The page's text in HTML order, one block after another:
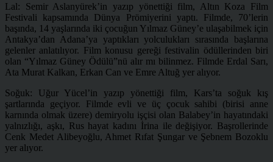
Lal: Semir Aslanyürek’in yazıp yönettiği film, Altın Koza Film
Festivali kapsamında Dünya Prömiyerini yaptı. Filmde, 70’lerin
başında, 14 yaşlarında iki çocuğun Yılmaz Güney’e ulaşabilmek için
Antakya’dan Adana’ya yaptıkları yolculukları sırasında başlarına
gelenler anlatılıyor. Film konusu gereği festivalin ödüllerinden biri
olan “Yılmaz Güney Ödülü”nü alır mı bilinmez. Filmde Erdal Sarı,
Ata Murat Kalkan, Erkan Can ve Emre Altuğ yer alıyor.
Soğuk: Uğur Yücel’in yazıp yönettiği film, Kars’ta soğuk kış
şartlarında geçiyor. Filmde evli ve üç çocuk sahibi (birisi anne
karnında olmak üzere) demiryolu işçisi olan Balabey’in hayatındaki
yalnızlığı, aşkı, Rus hayat kadını İrina ile değişiyor. Başrollerinde
Cenk Medet Alibeyoğlu, Ahmet Rıfat Şungar ve Şebnem Bozoklu
yer alıyor.